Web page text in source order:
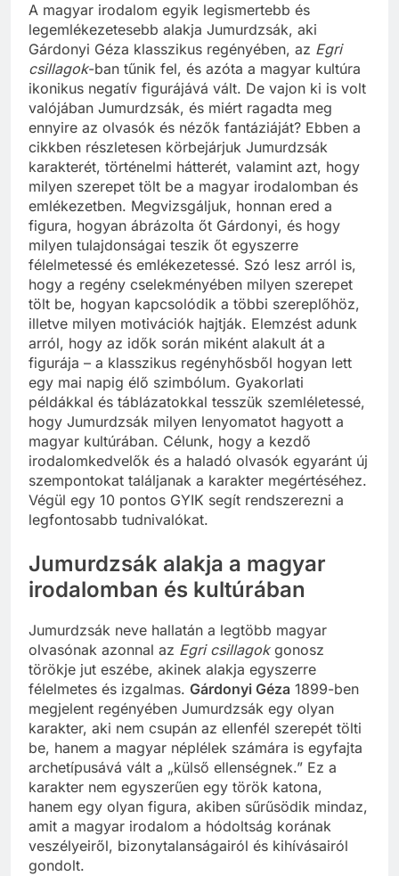
A magyar irodalom egyik legismertebb és
legemlékezetesebb alakja Jumurdzsák, aki
Gárdonyi Géza klasszikus regényében, az Egri
csillagok-ban tűnik fel, és azóta a magyar kultúra
ikonikus negatív figurájává vált. De vajon ki is volt
valójában Jumurdzsák, és miért ragadta meg
ennyire az olvasók és nézők fantáziáját? Ebben a
cikkben részletesen körbejárjuk Jumurdzsák
karakterét, történelmi hátterét, valamint azt, hogy
milyen szerepet tölt be a magyar irodalomban és
emlékezetben. Megvizsgáljuk, honnan ered a
figura, hogyan ábrázolta őt Gárdonyi, és hogy
milyen tulajdonságai teszik őt egyszerre
félelmetessé és emlékezetessé. Szó lesz arról is,
hogy a regény cselekményében milyen szerepet
tölt be, hogyan kapcsolódik a többi szereplőhöz,
illetve milyen motivációk hajtják. Elemzést adunk
arról, hogy az idők során miként alakult át a
figurája – a klasszikus regényhősből hogyan lett
egy mai napig élő szimbólum. Gyakorlati
példákkal és táblázatokkal tesszük szemléletessé,
hogy Jumurdzsák milyen lenyomatot hagyott a
magyar kultúrában. Célunk, hogy a kezdő
irodalomkedvelők és a haladó olvasók egyaránt új
szempontokat találjanak a karakter megértéséhez.
Végül egy 10 pontos GYIK segít rendszerezni a
legfontosabb tudnivalókat.
Jumurdzsák alakja a magyar
irodalomban és kultúrában
Jumurdzsák neve hallatán a legtöbb magyar
olvasónak azonnal az Egri csillagokgonosz
törökje jut eszébe, akinek alakja egyszerre
félelmetes és izgalmas. Gárdonyi Géza 1899-ben
megjelent regényében Jumurdzsák egy olyan
karakter, aki nem csupán az ellenfél szerepét tölti
be, hanem a magyar néplélek számára is egyfajta
archetípusává vált a „külső ellenségnek.” Ez a
karakter nem egyszerűen egy török katona,
hanem egy olyan figura, akiben sűrűsödik mindaz,
amit a magyar irodalom a hódoltság korának
veszélyeiről, bizonytalanságairól és kihívásairól
gondolt.